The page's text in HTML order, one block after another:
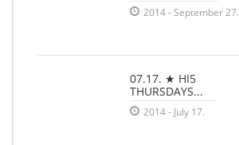
2014 - September 27.
07.17. ★ HI5
THURSDAYS...
2014 - July 17.